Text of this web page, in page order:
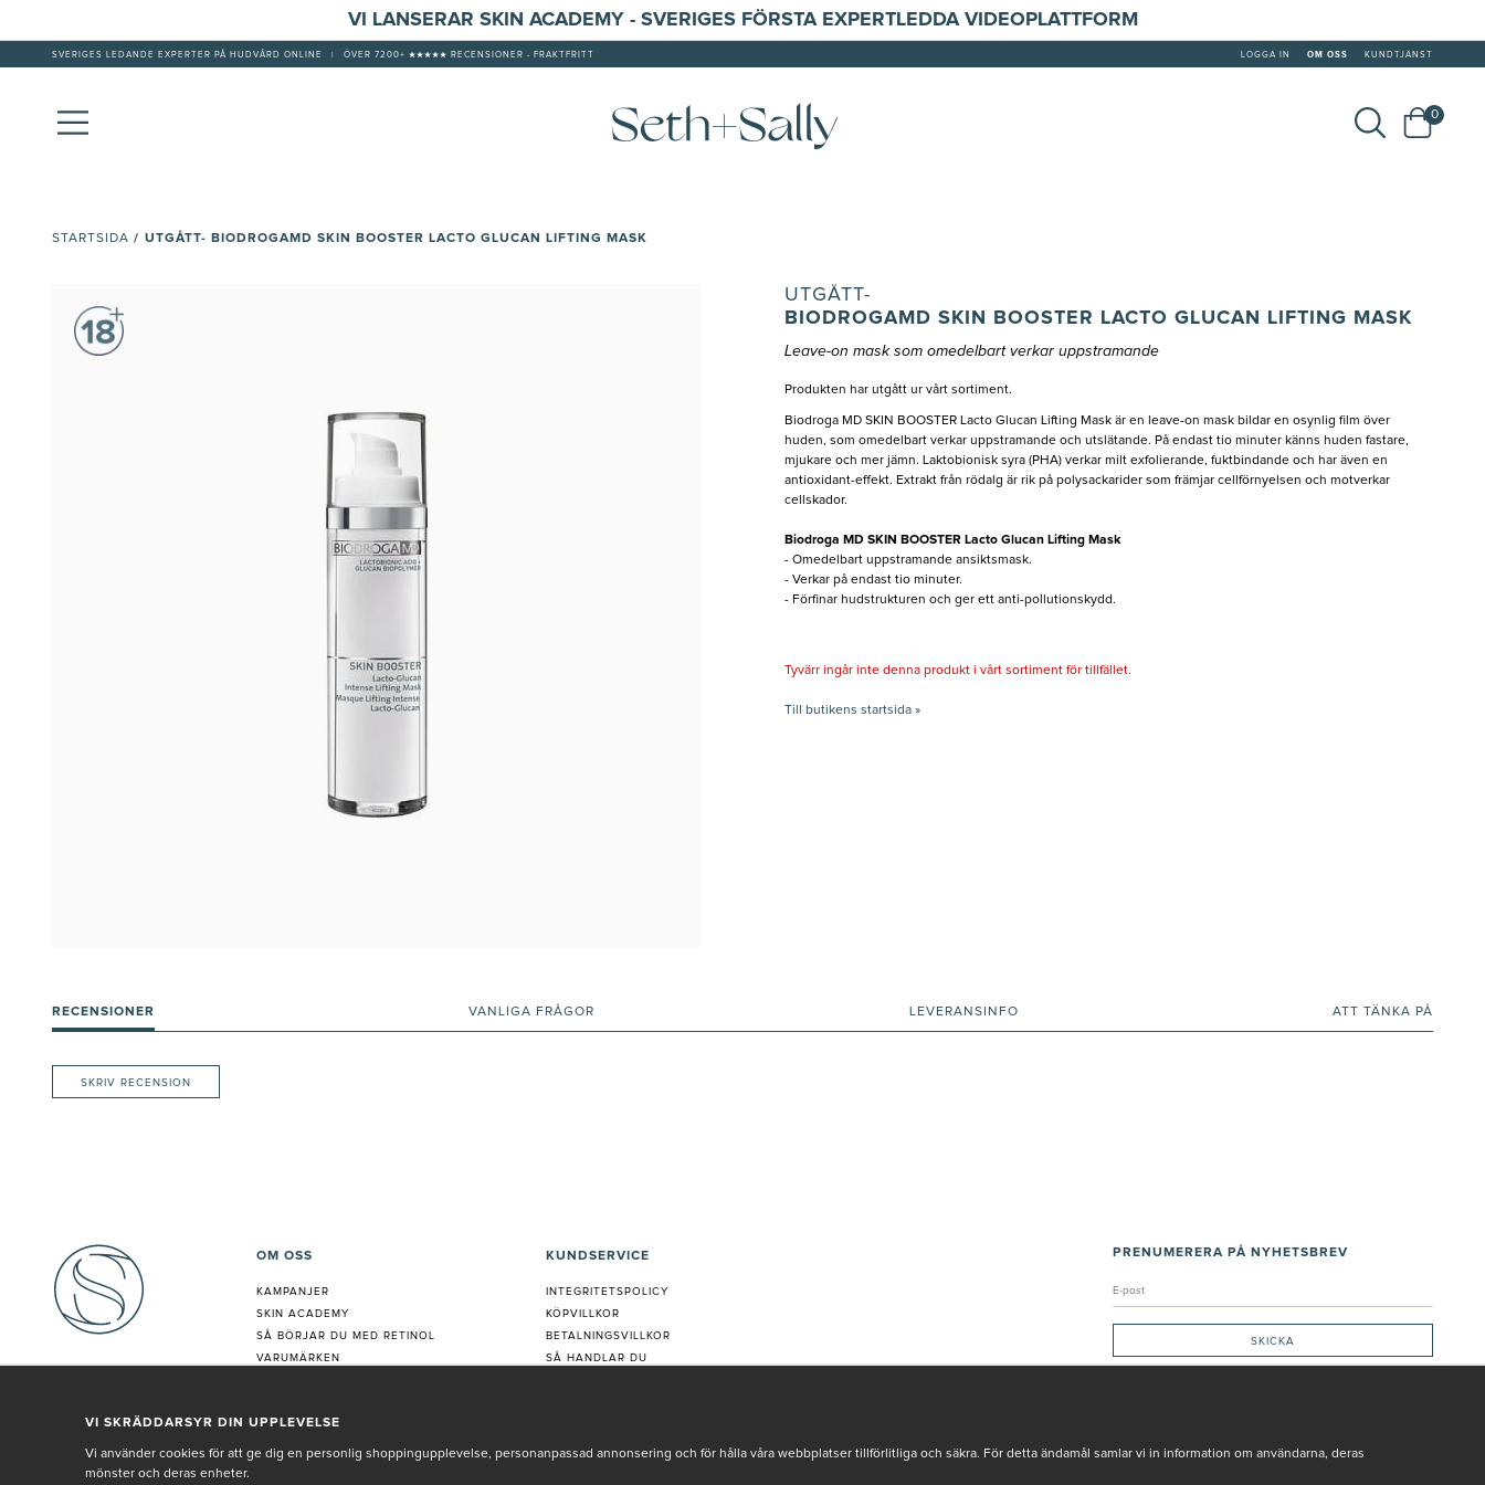
VI LANSERAR SKIN ACADEMY - SVERIGES FÖRSTA EXPERTLEDDA VIDEOPLATTFORM
SVERIGES LEDANDE EXPERTER PÅ HUDVÅRD ONLINE ÖVER 7200+ ★★★★★ RECENSIONER - FRAKTFRITT LOGGA IN OM OSS KUNDTJÄNST
0
STARTSIDA / UTGÅTT- BIODROGAMD SKIN BOOSTER LACTO GLUCAN LIFTING MASK
UTGÅTT-
BIODROGAMD SKIN BOOSTER LACTO GLUCAN LIFTING MASK
Leave-on mask som omedelbart verkar uppstramande
Produkten har utgått ur vårt sortiment.
Biodroga MD SKIN BOOSTER Lacto Glucan Lifting Mask är en leave-on mask bildar en osynlig film över
huden, som omedelbart verkar uppstramande och utslätande. På endast tio minuter känns huden fastare,
mjukare och mer jämn. Laktobionisk syra (PHA) verkar milt exfolierande, fuktbindande och har även en
antioxidant-effekt. Extrakt från rödalg är rik på polysackarider som främjar cellförnyelsen och motverkar
cellskador.
Biodroga MD SKIN BOOSTER Lacto Glucan Lifting Mask
- Omedelbart uppstramande ansiktsmask.
- Verkar på endast tio minuter.
- Förfinar hudstrukturen och ger ett anti-pollutionskydd.
Tyvärr ingår inte denna produkt i vårt sortiment för tillfället.
Till butikens startsida »
RECENSIONER VANLIGA FRÅGOR LEVERANSINFO ATT TÄNKA PÅ
SKRIV RECENSION
OM OSS
KAMPANJER
SKIN ACADEMY
SÅ BÖRJAR DU MED RETINOL
VARUMÄRKEN
VÅR PERSONAL
KUNDSERVICE
INTEGRITETSPOLICY
KÖPVILLKOR
BETALNINGSVILLKOR
SÅ HANDLAR DU
REKLAMATION
PRENUMERERA PÅ NYHETSBREV
VI SKRÄDDARSYR DIN UPPLEVELSE
Vi använder cookies för att ge dig en personlig shoppingupplevelse, personanpassad annonsering och för hålla våra webbplatser tillförlitliga och säkra. För detta ändamål samlar vi in information om användarna, deras
mönster och deras enheter.